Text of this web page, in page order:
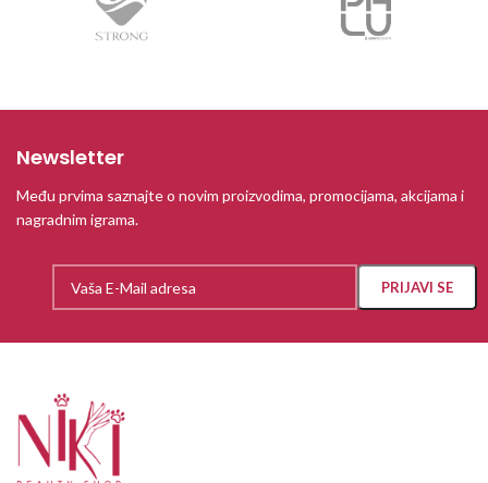
Newsletter
Među prvima saznajte o novim proizvodima, promocijama, akcijama i
nagradnim igrama.